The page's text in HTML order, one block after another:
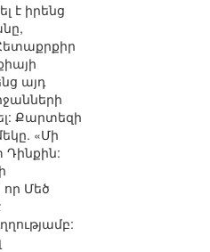
է իրենց
այդ
Քարտեզի
«Մի
Դինքին:
որ Մեծ